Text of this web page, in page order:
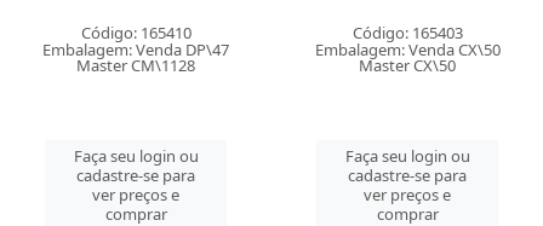
Código: 165410
Embalagem: Venda DP\47
Master CM\1128
Faça seu login ou
cadastre-se para
ver preços e
comprar
Código: 165403
Embalagem: Venda CX\50
Master CX\50
Faça seu login ou
cadastre-se para
ver preços e
comprar